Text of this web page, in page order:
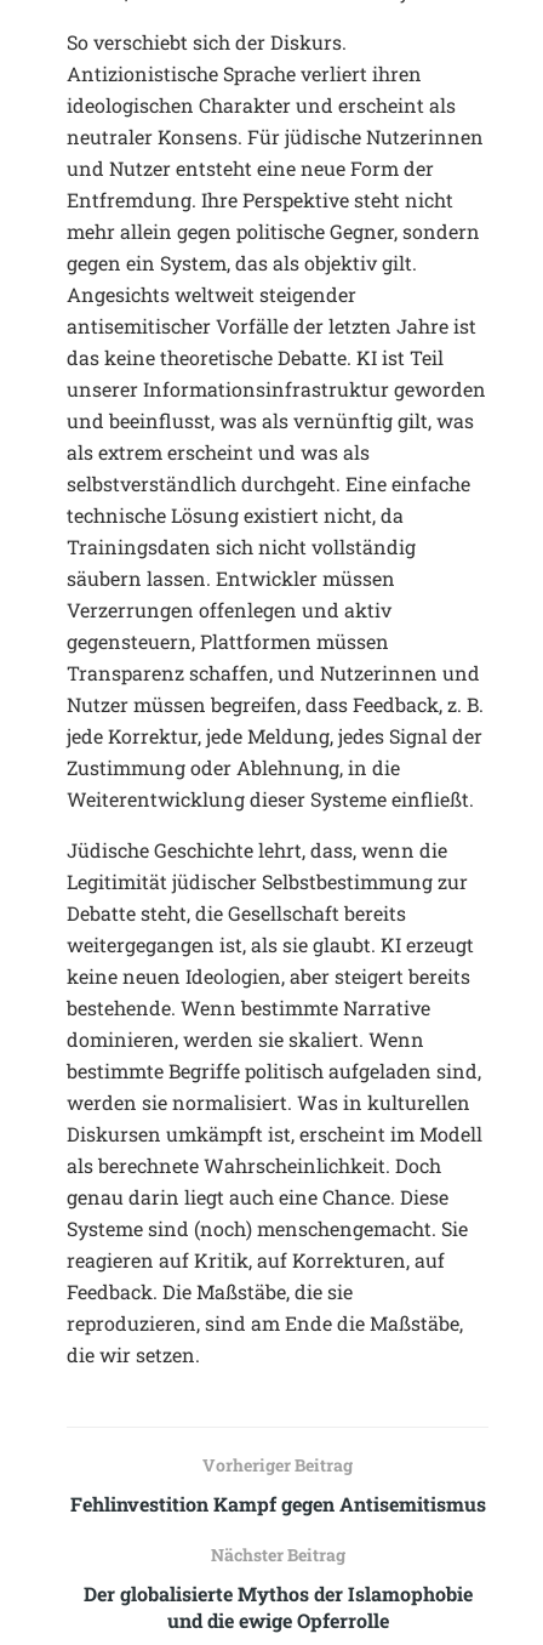
So verschiebt sich der Diskurs.
Antizionistische Sprache verliert ihren
ideologischen Charakter und erscheint als
neutraler Konsens. Für jüdische Nutzerinnen
und Nutzer entsteht eine neue Form der
Entfremdung. Ihre Perspektive steht nicht
mehr allein gegen politische Gegner, sondern
gegen ein System, das als objektiv gilt.
Angesichts weltweit steigender
antisemitischer Vorfälle der letzten Jahre ist
das keine theoretische Debatte. KI ist Teil
unserer Informationsinfrastruktur geworden
und beeinflusst, was als vernünftig gilt, was
als extrem erscheint und was als
selbstverständlich durchgeht. Eine einfache
technische Lösung existiert nicht, da
Trainingsdaten sich nicht vollständig
säubern lassen. Entwickler müssen
Verzerrungen offenlegen und aktiv
gegensteuern, Plattformen müssen
Transparenz schaffen, und Nutzerinnen und
Nutzer müssen begreifen, dass Feedback, z. B.
jede Korrektur, jede Meldung, jedes Signal der
Zustimmung oder Ablehnung, in die
Weiterentwicklung dieser Systeme einfließt.
Jüdische Geschichte lehrt, dass, wenn die
Legitimität jüdischer Selbstbestimmung zur
Debatte steht, die Gesellschaft bereits
weitergegangen ist, als sie glaubt. KI erzeugt
keine neuen Ideologien, aber steigert bereits
bestehende. Wenn bestimmte Narrative
dominieren, werden sie skaliert. Wenn
bestimmte Begriffe politisch aufgeladen sind,
werden sie normalisiert. Was in kulturellen
Diskursen umkämpft ist, erscheint im Modell
als berechnete Wahrscheinlichkeit. Doch
genau darin liegt auch eine Chance. Diese
Systeme sind (noch) menschengemacht. Sie
reagieren auf Kritik, auf Korrekturen, auf
Feedback. Die Maßstäbe, die sie
reproduzieren, sind am Ende die Maßstäbe,
die wir setzen.
Vorheriger Beitrag
Fehlinvestition Kampf gegen Antisemitismus
Nächster Beitrag
Der globalisierte Mythos der Islamophobie
und die ewige Opferrolle